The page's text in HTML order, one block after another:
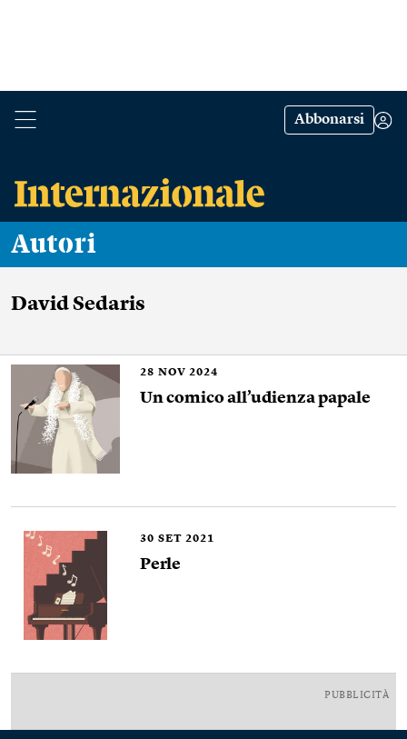
Abbonarsi
Autori
David Sedaris
28 NOV 2024
Un comico all’udienza papale
30 SET 2021
Perle
PUBBLICITÀ